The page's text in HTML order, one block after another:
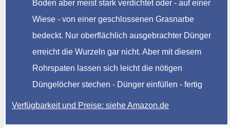
Boden aber meist stark verdichtet oder - auf einer
Wiese - von einer geschlossenen Grasnarbe
bedeckt. Nur oberflächlich ausgebrachter Dünger
erreicht die Wurzeln gar nicht. Aber mit diesem
Rohrspaten lassen sich leicht die nötigen
Düngelöcher stechen - Dünger einfüllen - fertig
Verfügbarkeit und Preise: siehe Amazon.de